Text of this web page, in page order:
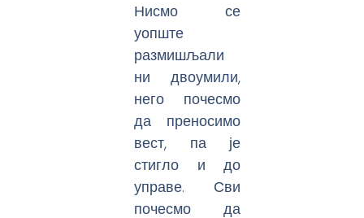
Нисмо се
уопште
размишљали
ни двоумили,
него почесмо
да преносимо
вест, па је
стигло и до
управе. Сви
почесмо да